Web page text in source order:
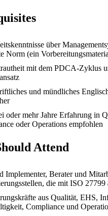
über
Norm (ein
mit dem PDCA-Zyklus
und mündliches
oder mehr Jahre Erfahrung in
oder Operations empfohlen
Attend
Implementer, Berater und
die mit ISO 27799
aus Qualität, EHS,
Compliance und